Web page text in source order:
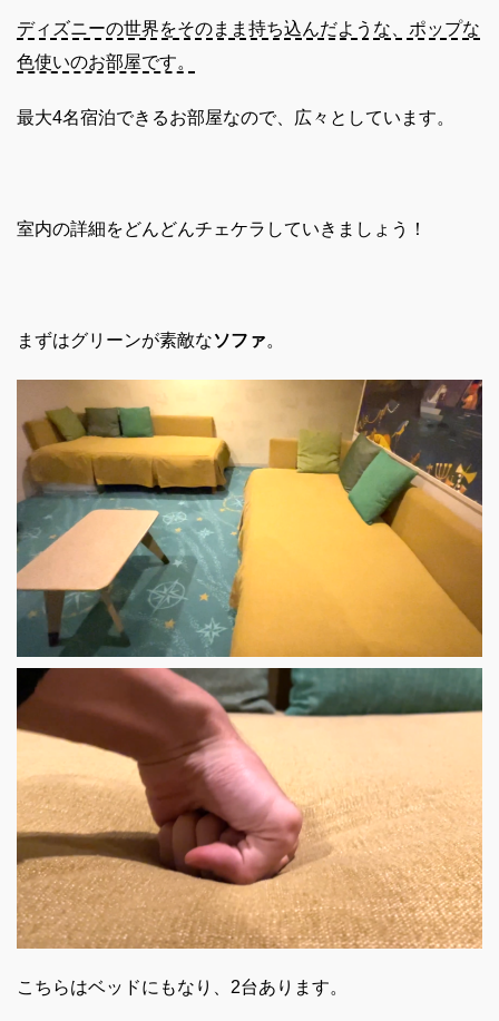
ディズニーの世界をそのまま持ち込んだような、ポップな
色使いのお部屋です。
最大4名宿泊できるお部屋なので、広々としています。
室内の詳細をどんどんチェケラしていきましょう！
まずはグリーンが素敵なソファ。
こちらはベッドにもなり、2台あります。